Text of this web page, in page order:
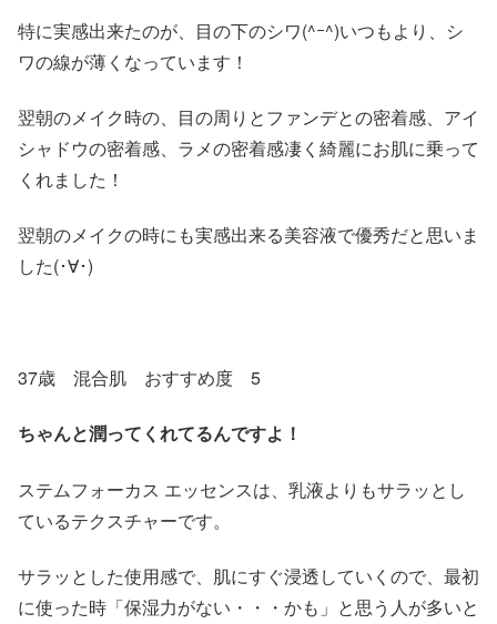
特に実感出来たのが、目の下のシワ(^ｰ^)いつもより、シ
ワの線が薄くなっています！
翌朝のメイク時の、目の周りとファンデとの密着感、アイ
シャドウの密着感、ラメの密着感凄く綺麗にお肌に乗って
くれました！
翌朝のメイクの時にも実感出来る美容液で優秀だと思いま
した(･∀･)
37歳 混合肌 おすすめ度 5
ちゃんと潤ってくれてるんですよ！
ステムフォーカス エッセンスは、乳液よりもサラッとし
ているテクスチャーです。
サラッとした使用感で、肌にすぐ浸透していくので、最初
に使った時「保湿力がない・・・かも」と思う人が多いと